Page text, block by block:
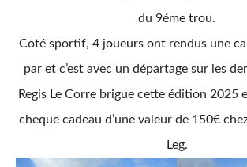
du 9éme trou.
Coté sportif, 4 joueurs ont rendus une
par et c’est avec un départage sur les
Regis Le Corre brigue cette édition 2025
cheque cadeau d’une valeur de 150€
Leg.